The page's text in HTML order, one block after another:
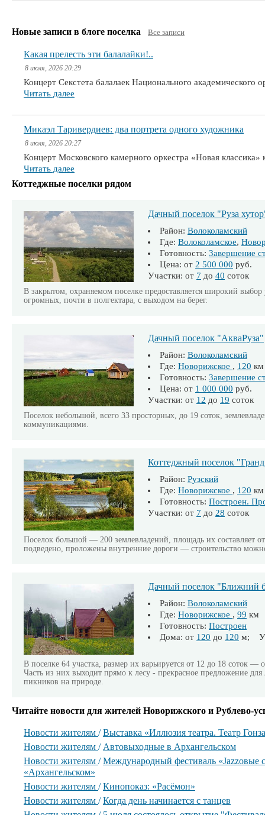
Новые записи в блоге поселка Все записи
Какая прелесть эти балалайки!..
8 июля, 2026 20:29
Концерт Секстета балалаек Национального академического
Читать далее
Микаэл Таривердиев: два портрета одного художника
8 июля, 2026 20:27
Концерт Московского камерного оркестра «Новая
Читать далее
Коттеджные поселки рядом
Дачный поселок "Руза
Район: Волоколамский
Где: Волоколамское,
Готовность: Завершение
Цена: от 2 500 000 руб.
Участки: от 7 до 40 соток
В закрытом, охраняемом поселке предоставляется широкий
огромных, почти в полгектара, с выходом на берег.
Дачный поселок "АкваРуза"
Район: Волоколамский
Где: Новорижское , 120 км
Готовность: Завершение
Цена: от 1 000 000 руб.
Участки: от 12 до 19 соток
Поселок небольшой, всего 33 просторных, до 19 соток,
коммуникациями.
Коттеджный поселок
Район: Рузский
Где: Новорижское , 120 км
Готовность: Построен.
Участки: от 7 до 28 соток
Поселок большой — 200 землевладений, площадь их составляет
подведено, проложены внутренние дороги — строительство
Дачный поселок "Ближний
Район: Волоколамский
Где: Новорижское , 99 км
Готовность: Построен
Дома: от 120 до 120 м;
В поселке 64 участка, размер их варьируется от 12 до 18 соток —
Часть из них выходит прямо к лесу - прекрасное предложение
пикников на природе.
Читайте новости для жителей Новорижского и Рублево-
Новости жителям /Выставка «Иллюзия театра. Театр
Новости жителям / Автовыходные в Архангельском
Новости жителям /Международный фестиваль «Jazzовые
«Архангельском»
Новости жителям /Кинопоказ: «Расёмон»
Новости жителям /Когда день начинается с танцев